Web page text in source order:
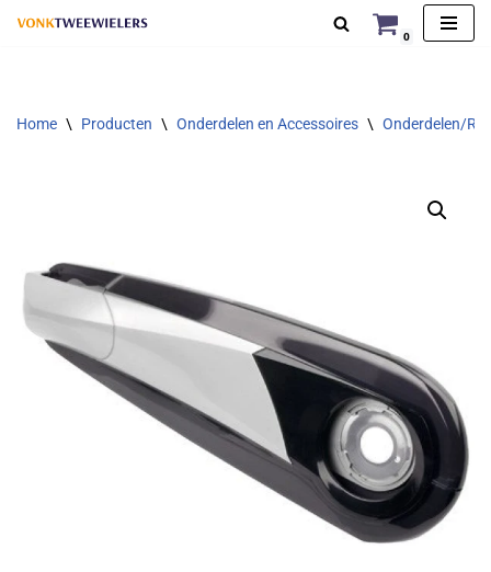
de
0
Home \ Producten \ Onderdelen en Accessoires \ Onderdelen/